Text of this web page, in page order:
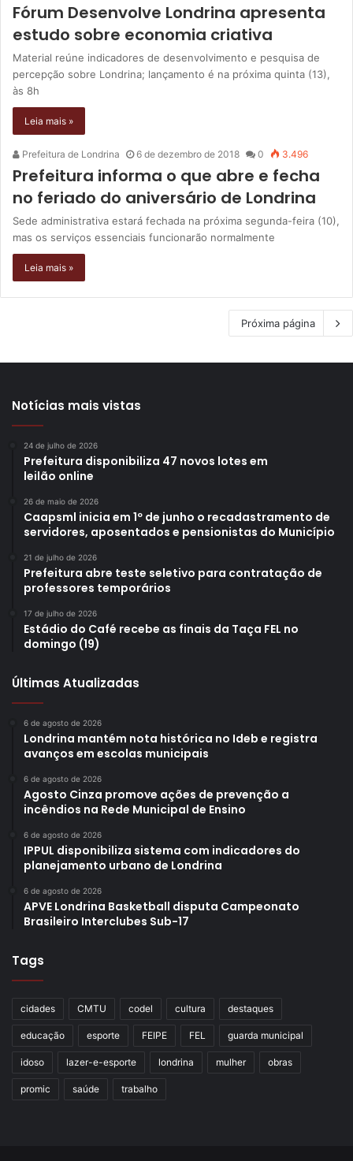
Fórum Desenvolve Londrina apresenta
estudo sobre economia criativa
Material reúne indicadores de desenvolvimento e pesquisa de
percepção sobre Londrina; lançamento é na próxima quinta (13),
às 8h
Leia mais »
Prefeitura de Londrina 6 de dezembro de 2018 0 3.496
Prefeitura informa o que abre e fecha
no feriado do aniversário de Londrina
Sede administrativa estará fechada na próxima segunda-feira (10),
mas os serviços essenciais funcionarão normalmente
Leia mais »
Próxima página
Notícias mais vistas
24 de julho de 2026
Prefeitura disponibiliza 47 novos lotes em
leilão online
26 de maio de 2026
Caapsml inicia em 1º de junho o recadastramento de
servidores, aposentados e pensionistas do Município
21 de julho de 2026
Prefeitura abre teste seletivo para contratação de
professores temporários
17 de julho de 2026
Estádio do Café recebe as finais da Taça FEL no
domingo (19)
Últimas Atualizadas
6 de agosto de 2026
Londrina mantém nota histórica no Ideb e registra
avanços em escolas municipais
6 de agosto de 2026
Agosto Cinza promove ações de prevenção a
incêndios na Rede Municipal de Ensino
6 de agosto de 2026
IPPUL disponibiliza sistema com indicadores do
planejamento urbano de Londrina
6 de agosto de 2026
APVE Londrina Basketball disputa Campeonato
Brasileiro Interclubes Sub-17
Tags
cidades CMTU codel cultura destaques
educação esporte FEIPE FEL guarda municipal
idoso lazer-e-esporte londrina mulher obras
promic saúde trabalho